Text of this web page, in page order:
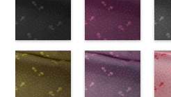
NUDE、
pinkywolman
DOLCELABY
6000
100％
DOLCELABY
6000
6000
KKP2090-
145-B
ブラウ
チェーン
テル100％
DOLCELABY
6000
ラック
花柄
キュプラ
100％
FairyRose
6000
ッド
ュ
31/LT)
http://www.anys.co.jp/wp-
content/uploads/2013/05/ak203-
AK203-31 グ
レー 花柄 キ
ュプラ100％
29/LT)
http://
content/uploads/
AK203-29 オ
レンジ
花柄
キュプラ
27/
リ
キ
ラック
(AK201-
55/LT)
ンク(AK201-
53/LT)
http://
レ
52/